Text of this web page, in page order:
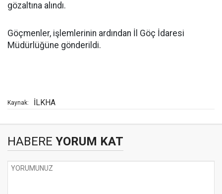
gözaltına alındı.
Göçmenler, işlemlerinin ardından İl Göç İdaresi
Müdürlüğüne gönderildi.
Kaynak: İLKHA
HABERE YORUM KAT